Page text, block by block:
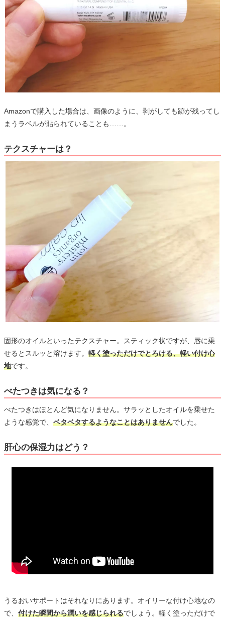
Amazonで購入した場合は、画像のように、剥がしても跡が残ってし
まうラベルが貼られていることも……。
テクスチャーは？
固形のオイルといったテクスチャー。スティック状ですが、唇に乗
せるとスルッと溶けます。 軽く塗っただけでとろける、軽い付け心
地です。
べたつきは気になる？
べたつきはほとんど気になりません。サラッとしたオイルを乗せた
ような感覚で、 ベタベタするようなことはありませんでした。
肝心の保湿力はどう？
うるおいサポートはそれなりにあります。オイリーな付け心地なの
で、 付けた瞬間から潤いを感じられるでしょう。軽く塗っただけで